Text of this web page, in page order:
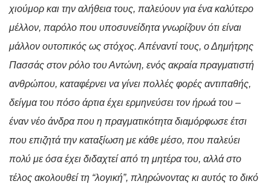
χιούμορ και την αλήθεια τους, παλεύουν για ένα καλύτερο
μέλλον, παρόλο που υποσυνείδητα γνωρίζουν ότι είναι
μάλλον ουτοπικός ως στόχος. Απέναντί τους, ο Δημήτρης
Πασσάς στον ρόλο του Αντώνη, ενός ακραία πραγματιστή
ανθρώπου, καταφέρνει να γίνει πολλές φορές αντιπαθής,
δείγμα του πόσο άρτια έχει ερμηνεύσει τον ήρωά του –
έναν νέο άνδρα που η πραγματικότητα διαμόρφωσε έτσι
που επιζητά την καταξίωση με κάθε μέσο, που παλεύει
πολύ με όσα έχει διδαχτεί από τη μητέρα του, αλλά στο
τέλος ακολουθεί τη “λογική”, πληρώνοντας κι αυτός το δικό